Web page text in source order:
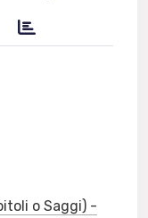
o Saggi) -